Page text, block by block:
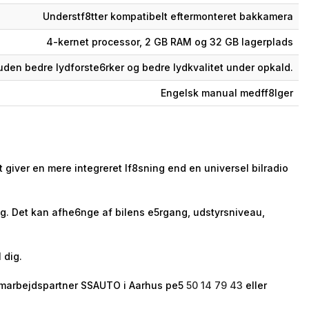
Understf8tter kompatibelt eftermonteret bakkamera
4-kernet processor, 2 GB RAM og 32 GB lagerplads
bedre lydforste6rker og bedre lydkvalitet under opkald.
Engelsk manual medff8lger
en mere integreret lf8sning end en universel bilradio
Det kan afhe6nge af bilens e5rgang, udstyrsniveau,
dig.
SSAUTO i Aarhus pe5 50 14 79 43 eller